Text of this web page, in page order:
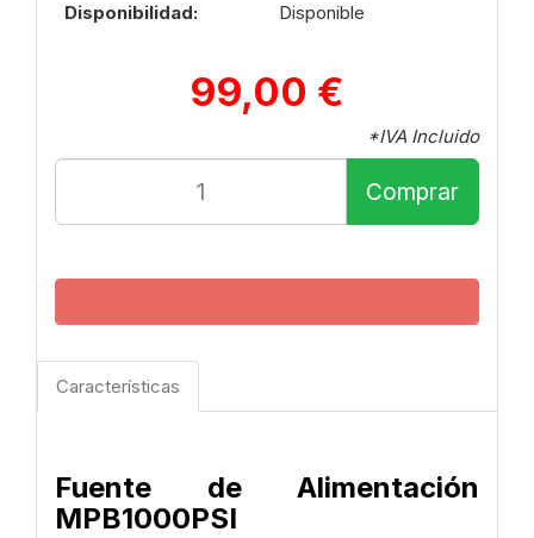
Disponibilidad:
Disponible
99,00 €
*IVA Incluido
Comprar
Características
Fuente de Alimentación
MPB1000PSI